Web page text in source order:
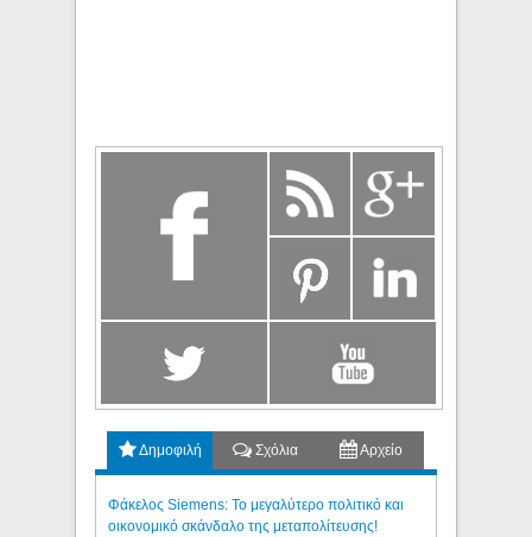
Δημοφιλή Σχόλια Αρχείο
Φάκελος Siemens: Το μεγαλύτερο πολιτικό και
οικονομικό σκάνδαλο της μεταπολίτευσης!